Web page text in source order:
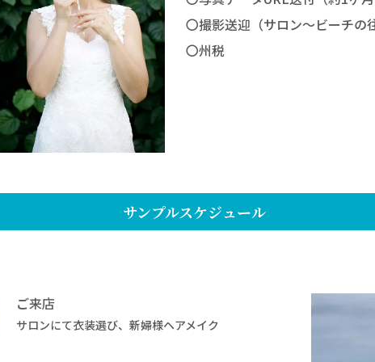
〇撮影送迎（サロン～ビーチの
〇州税
サンプルスケジュール
ご来店
サロンにて衣装選び、新婦様ヘアメイク